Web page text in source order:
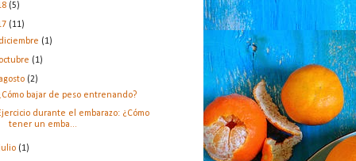
(5)
(11)
diciembre (1)
octubre (1)
agosto (2)
bajar de peso entrenando?
durante el embarazo: ¿Cómo
tener un emba...
julio (1)